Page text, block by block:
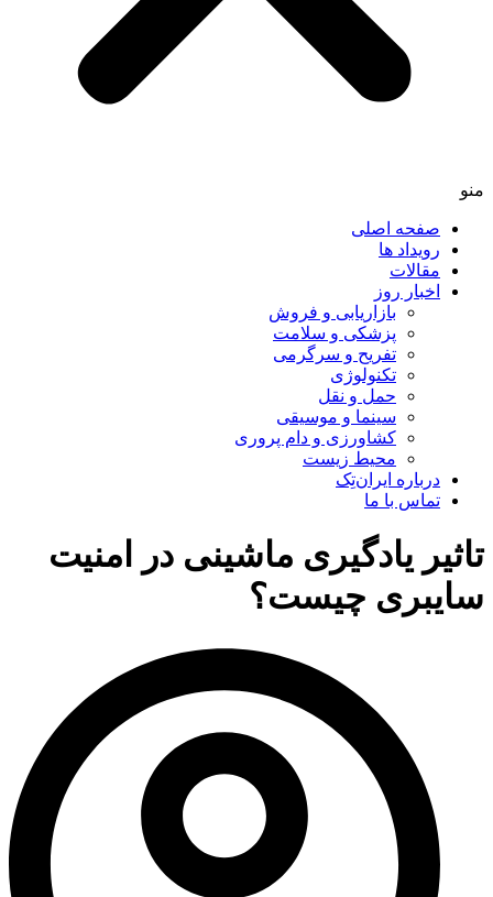
منو
صفحه اصلی
رویداد ها
مقالات
اخبار روز
بازاریابی و فروش
پزشکی و سلامت
تفریح و سرگرمی
تکنولوژی
حمل و نقل
سینما و موسیقی
کشاورزی و دام پروری
محیط زیست
درباره ایران‌تِک
تماس با ما
تاثیر یادگیری ماشینی در امنیت
سایبری چیست؟